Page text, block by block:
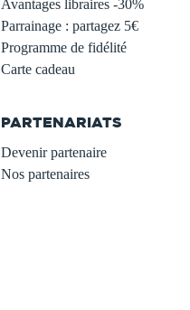
Avantages libraires -30%
Parrainage : partagez 5€
Programme de fidélité
Carte cadeau
PARTENARIATS
Devenir partenaire
Nos partenaires